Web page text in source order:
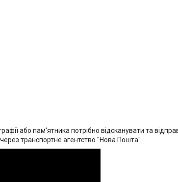
або пам'ятника потрібно відсканувати та
транспортне агентство "Нова Пошта".